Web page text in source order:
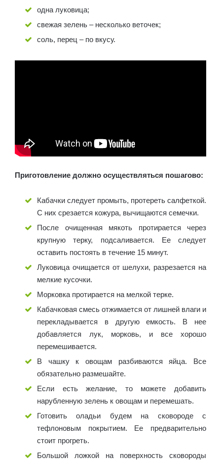
одна луковица;
свежая зелень – несколько веточек;
соль, перец – по вкусу.
Приготовление должно осуществляться пошагово:
Кабачки следует промыть, протереть салфеткой.
С них срезается кожура, вычищаются семечки.
После очищенная мякоть протирается через
крупную терку, подсаливается. Ее следует
оставить постоять в течение 15 минут.
Луковица очищается от шелухи, разрезается на
мелкие кусочки.
Морковка протирается на мелкой терке.
Кабачковая смесь отжимается от лишней влаги и
перекладывается в другую емкость. В нее
добавляется лук, морковь, и все хорошо
перемешивается.
В чашку к овощам разбиваются яйца. Все
обязательно размешайте.
Если есть желание, то можете добавить
нарубленную зелень к овощам и перемешать.
Готовить оладьи будем на сковороде с
тефлоновым покрытием. Ее предварительно
стоит прогреть.
Большой ложкой на поверхность сковороды